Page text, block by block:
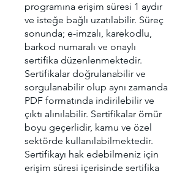
programına erişim süresi 1 aydır
ve isteğe bağlı uzatılabilir. Süreç
sonunda; e-imzalı, karekodlu,
barkod numaralı ve onaylı
sertifika düzenlenmektedir.
Sertifikalar doğrulanabilir ve
sorgulanabilir olup aynı zamanda
PDF formatında indirilebilir ve
çıktı alınılabilir. Sertifikalar ömür
boyu geçerlidir, kamu ve özel
sektörde kullanılabilmektedir.
Sertifikayı hak edebilmeniz için
erişim süresi içerisinde sertifika